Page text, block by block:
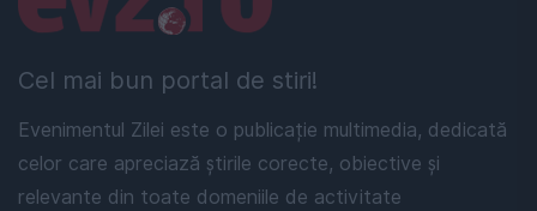
Cel mai bun portal de stiri!
Evenimentul Zilei este o publicație multimedia, dedicată
celor care apreciază știrile corecte, obiective și
relevante din toate domeniile de activitate